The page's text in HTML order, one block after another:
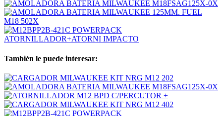
También le puede interesar: